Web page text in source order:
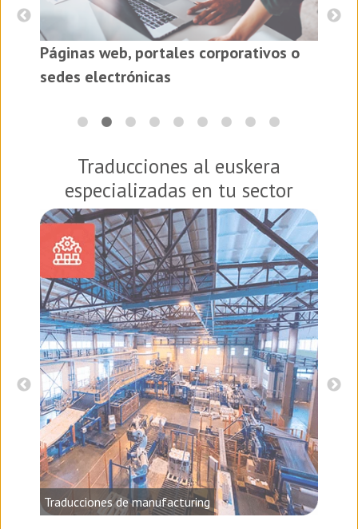
Páginas web, portales corporativos o
sedes electrónicas
Traducciones al euskera
especializadas en tu sector
Traducciones de manufacturing